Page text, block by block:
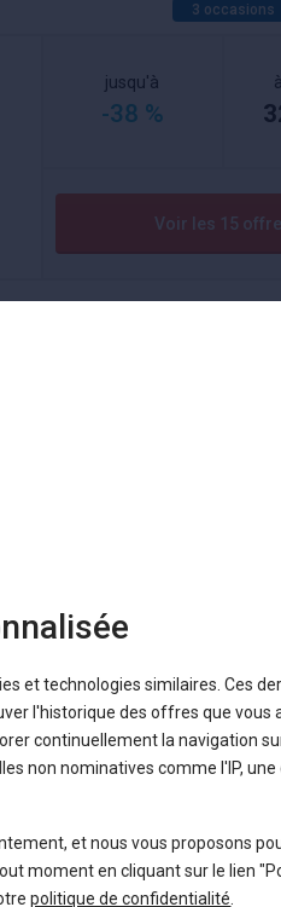
3 occasions
jusqu'à
-38 %
Voir les 15
et technologies similaires. Ces
l'historique des offres que vous
continuellement la navigation
non nominatives comme l'IP, une
et nous vous proposons
moment en cliquant sur le lien
politique de confidentialité